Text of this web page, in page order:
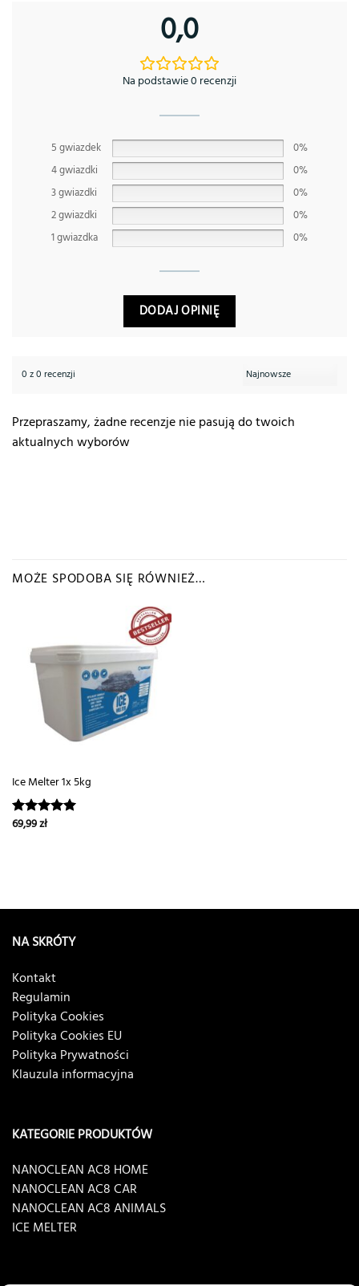
0,0
Na podstawie 0 recenzji
5 gwiazdek
0%
4 gwiazdki
0%
3 gwiazdki
0%
2 gwiazdki
0%
1 gwiazdka
0%
DODAJ OPINIĘ
0 z 0 recenzji
Przepraszamy, żadne recenzje nie pasują do twoich
aktualnych wyborów
MOŻE SPODOBA SIĘ RÓWNIEŻ…
Ice Melter 1x 5kg
Oceniono
69,99zł
NA SKRÓTY
Kontakt
Regulamin
Polityka Cookies
Polityka Cookies EU
Polityka Prywatności
Klauzula informacyjna
KATEGORIE PRODUKTÓW
NANOCLEAN AC8 HOME
NANOCLEAN AC8 CAR
NANOCLEAN AC8 ANIMALS
ICE MELTER